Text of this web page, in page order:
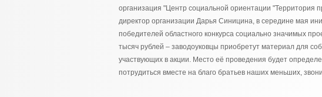
организация "Центр социальной ориентации "Территория
директор организации Дарья Синицина, в середине мая
победителей областного конкурса социально значимых
тысяч рублей – заводоуковцы приобретут материал для
участвующих в акции. Место её проведения будет
потрудиться вместе на благо братьев наших меньших,